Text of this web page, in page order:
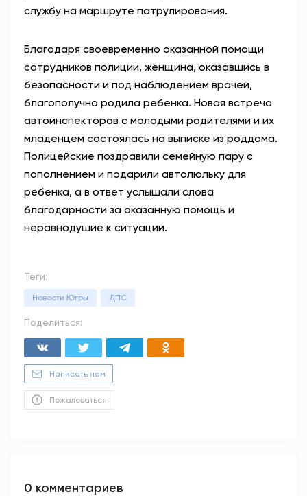
службу на маршруте патрулирования.
Благодаря своевременно оказанной помощи
сотрудников полиции, женщина, оказавшись в
безопасности и под наблюдением врачей,
благополучно родила ребенка. Новая встреча
автоинспекторов с молодыми родителями и их
младенцем состоялась на выписке из роддома.
Полицейские поздравили семейную пару с
пополнением и подарили автолюльку для
ребенка, а в ответ услышали слова
благодарности за оказанную помощь и
неравнодушие к ситуации.
Теги:
Новости Югры ДПС
Поделиться:
Написать нам
Пожаловаться
0 комментариев